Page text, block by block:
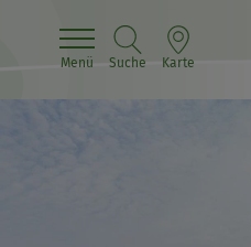
Menü Suche Karte